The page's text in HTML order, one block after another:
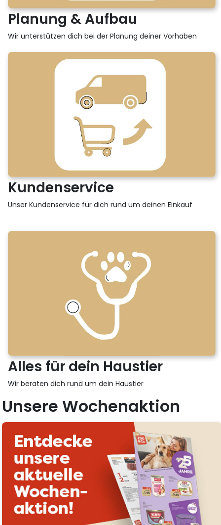
Planung & Aufbau
Wir unterstützen dich bei der Planung deiner Vorhaben
Kundenservice
Unser Kundenservice für dich rund um deinen Einkauf
Alles für dein Haustier
Wir beraten dich rund um dein Haustier
Unsere Wochenaktion